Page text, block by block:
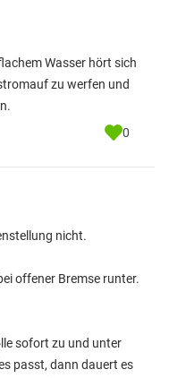
Wasser hört sich
zu werfen und
0
nicht.
offener Bremse runter.
sofort zu und unter
passt, dann dauert es